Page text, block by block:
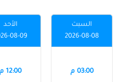
السبت
2026-08-08
03:00 م
الأحد
08-09
12:00 م